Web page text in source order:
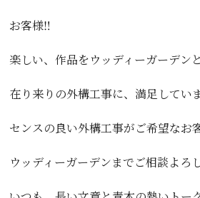
お客様‼️
楽しい、作品をウッディーガーデン
在り来りの外構工事に、満足してい
センスの良い外構工事がご希望なお
ウッディーガーデンまでご相談よろ